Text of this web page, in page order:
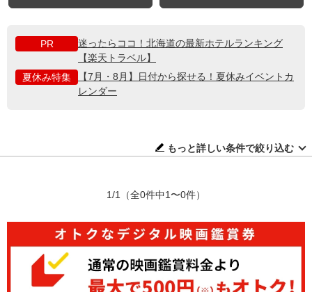
PR
迷ったらココ！北海道の最新ホテルランキング
【楽天トラベル】
夏休み特集
【7月・8月】日付から探せる！夏休みイベントカ
レンダー
もっと詳しい条件で絞り込む
1/1 （全0件中1〜0件）